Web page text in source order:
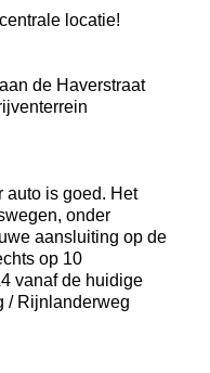
locatie!
de Haverstraat
auto is goed. Het
onder
aansluiting op de
op 10
vanaf de huidige
/ Rijnlanderweg